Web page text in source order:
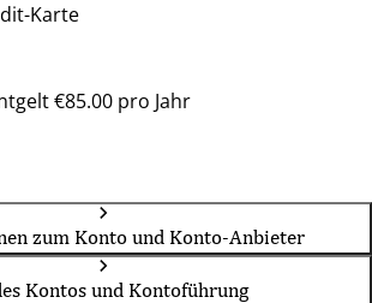
Karte
€85.00 pro Jahr
zum Konto und Konto-Anbieter
Kontos und Kontoführung